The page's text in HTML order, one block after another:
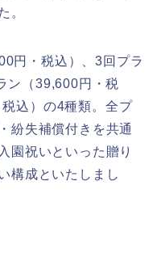
。
円・税込）、3回プラ
ン（39,600円・税
込）の4種類。全プ
紛失補償付きを共通
園祝いといった贈り
構成といたしまし